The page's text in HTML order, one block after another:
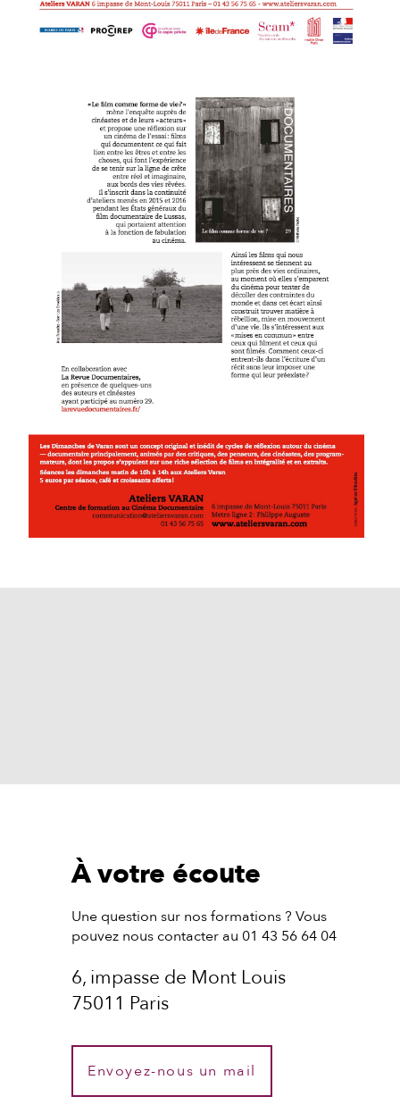
À votre écoute
Une question sur nos formations ? Vous
pouvez nous contacter au 01 43 56 64 04
6, impasse de Mont Louis
75011 Paris
Envoyez-nous un mail